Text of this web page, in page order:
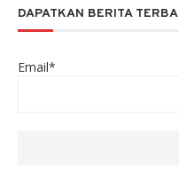
DAPATKAN BERITA
Email*